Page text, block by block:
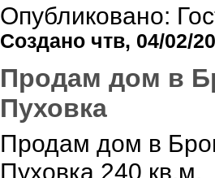
Опубликовано:
Создано чтв, 04/02/
Продам дом в
Пуховка
Продам дом в
Пуховка 240 кв.м.